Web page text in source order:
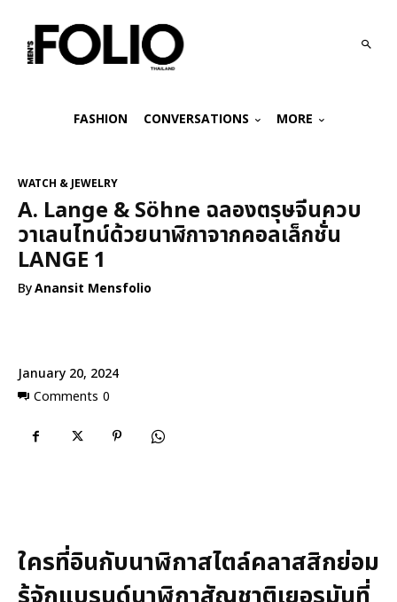
FASHION CONVERSATIONS MORE
January 20, 2024
Comments 0
WATCH & JEWELRY
A. Lange & Söhne ฉลองตรุษจีนควบ
วาเลนไทน์ด้วยนาฬิกาจากคอลเล็กชั่น
LANGE 1
ByAnansit Mensfolio
ใครที่อินกับนาฬิกาสไตล์คลาสสิกย่อม